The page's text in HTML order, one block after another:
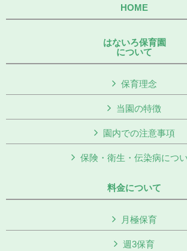
HOME
はないろ保育園
について
保育理念
当園の特徴
園内での注意事項
保険・衛生・伝染病につ
料金について
月極保育
週3保育